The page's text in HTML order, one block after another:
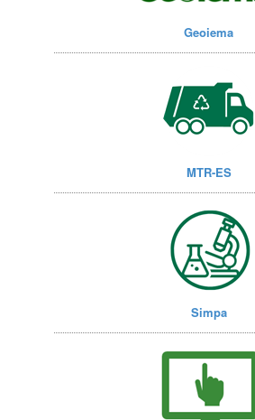
Geoiema
MTR-ES
Simpa